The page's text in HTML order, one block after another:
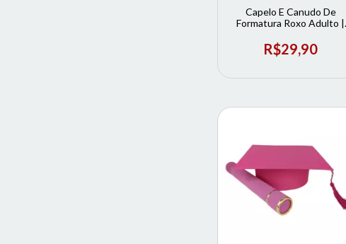
Capelo E Canudo De
Formatura Roxo Adulto |
R$29,90